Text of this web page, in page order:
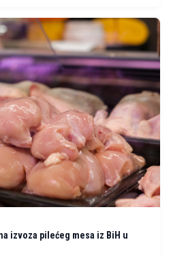
izvoza pilećeg mesa iz BiH u